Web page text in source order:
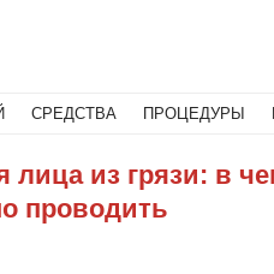
СРЕДСТВА ПРОЦЕДУРЫ
лица из грязи: в
проводить